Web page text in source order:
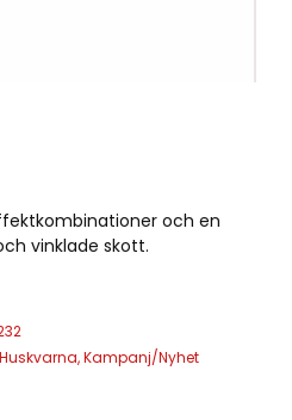
och en
vinklade skott.
Huskvarna,Kampanj/Nyhet